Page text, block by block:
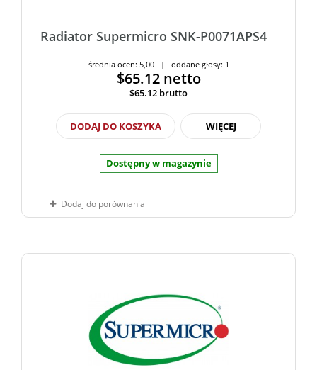
Radiator Supermicro SNK-P0071APS4
średnia ocen: 5,00 | oddane głosy: 1
$65.12 netto
$65.12 brutto
DODAJ DO KOSZYKA WIĘCEJ
Dostępny w magazynie
Dodaj do porównania